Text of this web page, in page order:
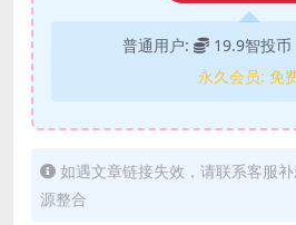
普通用户: 19.9智投币
永久会员: 免
如遇文章链接失效，请联系客服
源整合